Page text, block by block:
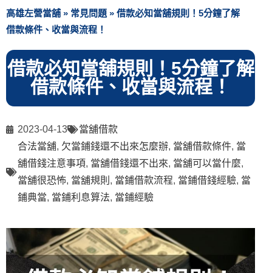
高雄左營當舖 » 常見問題 » 借款必知當舖規則！5分鐘了解
借款條件、收當與流程！
借款必知當舖規則！5分鐘了解
借款條件、收當與流程！
2023-04-13
當舖借款
合法當舖, 欠當鋪錢還不出來怎麼辦, 當舖借款條件, 當
舖借錢注意事項, 當舖借錢還不出來, 當舖可以當什麼,
當舖很恐怖, 當舖規則 , 當鋪借款流程, 當鋪借錢經驗, 當
鋪典當, 當鋪利息算法, 當鋪經驗